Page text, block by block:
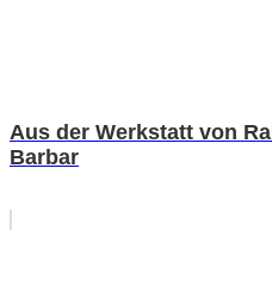
Aus der Werkstatt von
Barbar